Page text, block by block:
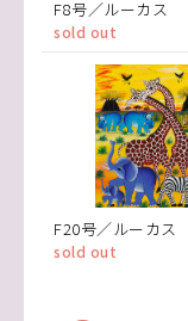
F8号／ルーカス
sold out
F20号／ルーカス
sold out